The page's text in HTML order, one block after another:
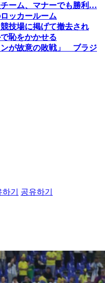
ーム、マナーでも勝利…
ッカールーム
技場に掲げて撤去され
恥をかかせる
ンが故意の敗戦」 ブラジ
기
공유하기